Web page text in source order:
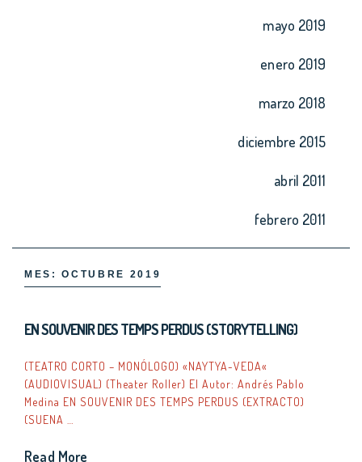
mayo 2019
enero 2019
marzo 2018
diciembre 2015
abril 2011
febrero 2011
MES:OCTUBRE 2019
EN SOUVENIR DES TEMPS PERDUS (STORYTELLING)
(TEATRO CORTO – MONÓLOGO) «NAYTYA-VEDA«
(AUDIOVISUAL) (Theater Roller) El Autor: Andrés Pablo
Medina EN SOUVENIR DES TEMPS PERDUS (EXTRACTO)
(SUENA …
Read More